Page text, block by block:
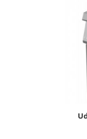
uden7sap elemento neutro